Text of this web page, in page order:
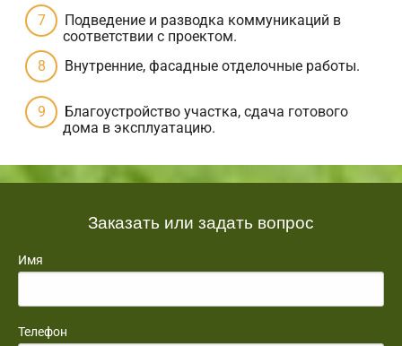
Подведение и разводка коммуникаций в
соответствии с проектом.
Внутренние, фасадные отделочные работы.
Благоустройство участка, сдача готового
дома в эксплуатацию.
Заказать или задать вопрос
Имя
Телефон